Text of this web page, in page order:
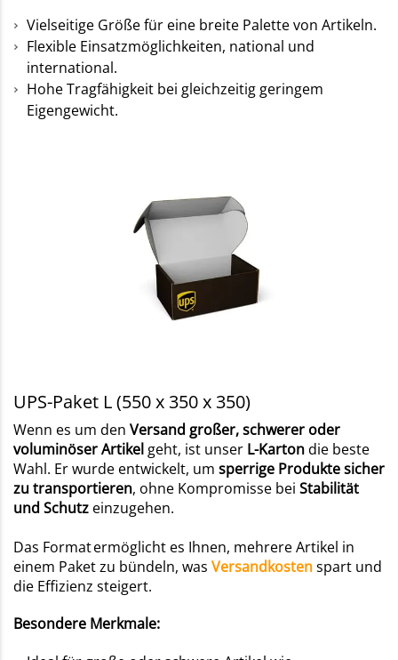
Vielseitige Größe für eine breite Palette von Artikeln.
Flexible Einsatzmöglichkeiten, national und
international.
Hohe Tragfähigkeit bei gleichzeitig geringem
Eigengewicht.
UPS-Paket L (550 x 350 x 350)
Wenn es um den Versand großer, schwerer oder
voluminöser Artikel geht, ist unser L-Kartondie beste
Wahl. Er wurde entwickelt, um sperrige Produkte sicher
zu transportieren, ohne Kompromisse bei Stabilität
und Schutz einzugehen.
Das Format ermöglicht es Ihnen, mehrere Artikel in
einem Paket zu bündeln, was Versandkostenspart und
die Effizienz steigert.
Besondere Merkmale: